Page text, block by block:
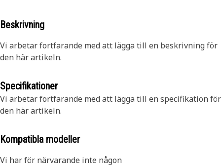
Beskrivning
Vi arbetar fortfarande med att lägga till en beskrivning för
den här artikeln.
Specifikationer
Vi arbetar fortfarande med att lägga till en specifikation för
den här artikeln.
Kompatibla modeller
Vi har för närvarande inte någon